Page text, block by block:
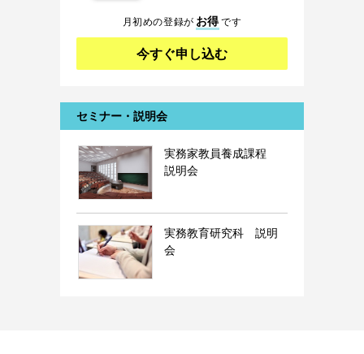
月初めの登録が お得です
今すぐ申し込む
セミナー・説明会
実務家教員養成課程
説明会
実務教育研究科 説明
会